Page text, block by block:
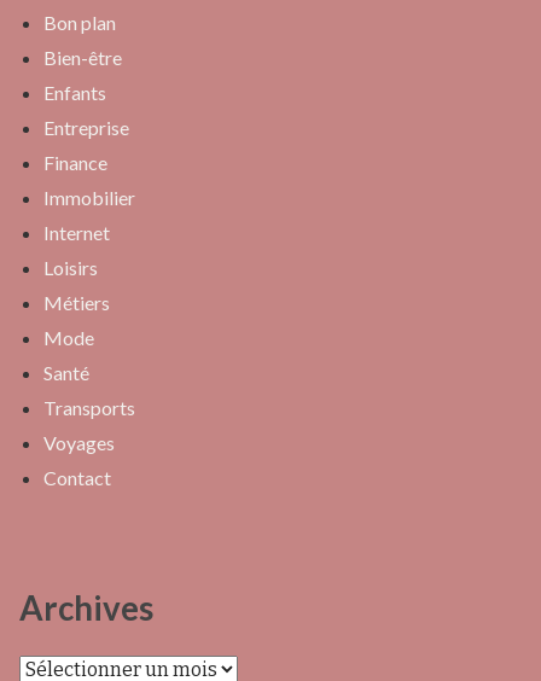
Bon plan
Bien-être
Enfants
Entreprise
Finance
Immobilier
Internet
Loisirs
Métiers
Mode
Santé
Transports
Voyages
Contact
Archives
Archives